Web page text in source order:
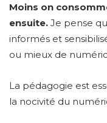
Moins on
ensuite. Je pense
informés et
ou mieux de
La pédagogie est
la nocivité du